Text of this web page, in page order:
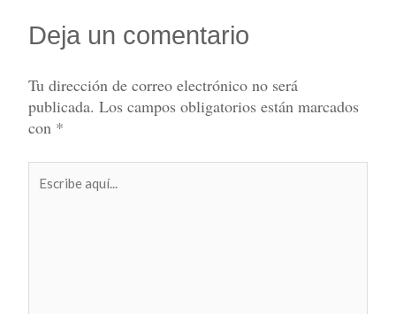
Deja un comentario
Tu dirección de correo electrónico no será
publicada. Los campos obligatorios están marcados
con *
aquí...